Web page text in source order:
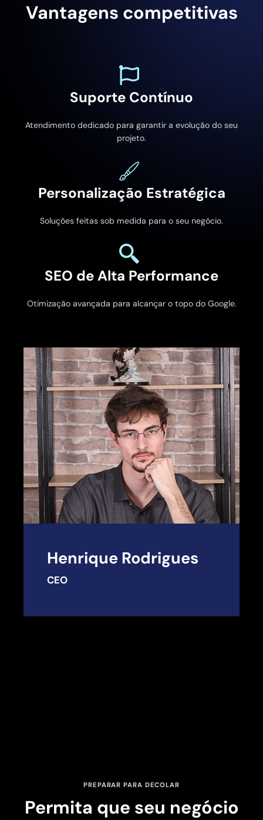
Vantagens competitivas
Suporte Contínuo
Atendimento dedicado para garantir a evolução do seu
projeto.
Personalização Estratégica
Soluções feitas sob medida para o seu negócio.
SEO de Alta Performance
Otimização avançada para alcançar o topo do Google.
Henrique Rodrigues
CEO
PREPARAR PARA DECOLAR
Permita que seu negócio